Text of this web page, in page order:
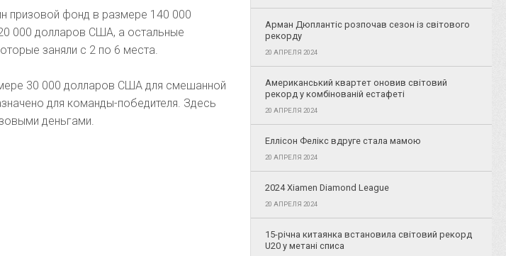
призовой фонд в размере 140 000
000 долларов США, а остальные
заняли с 2 по 6 места.
30 000 долларов США для смешанной
для команды-победителя. Здесь
деньгами.
Арман Дюплантіс розпочав сезон із світового
рекорду
20 АПРЕЛЯ 2024
Американський квартет оновив світовий
рекорд у комбінованій естафеті
20 АПРЕЛЯ 2024
Еллісон Фелікс вдруге стала мамою
20 АПРЕЛЯ 2024
2024 Xiamen Diamond League
20 АПРЕЛЯ 2024
15-річна китаянка встановила світовий рекорд
U20 у метані списа